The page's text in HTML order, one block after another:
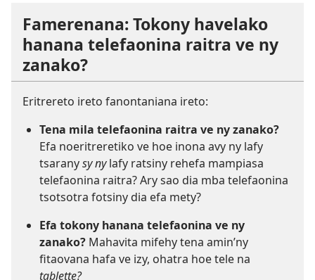
Famerenana: Tokony havelako
hanana telefaonina raitra ve ny
zanako?
Eritrereto ireto fanontaniana ireto:
Tena mila telefaonina raitra ve ny zanako?
Efa noeritreretiko ve hoe inona avy ny lafy
tsaranysy nylafy ratsiny rehefa mampiasa
telefaonina raitra? Ary sao dia mba telefaonina
tsotsotra fotsiny dia efa mety?
Efa tokony hanana telefaonina ve ny
zanako? Mahavita mifehy tena amin’ny
fitaovana hafa ve izy, ohatra hoe tele na
tablette?